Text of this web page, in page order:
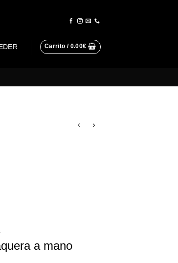
Carrito / 0.00€
a mano